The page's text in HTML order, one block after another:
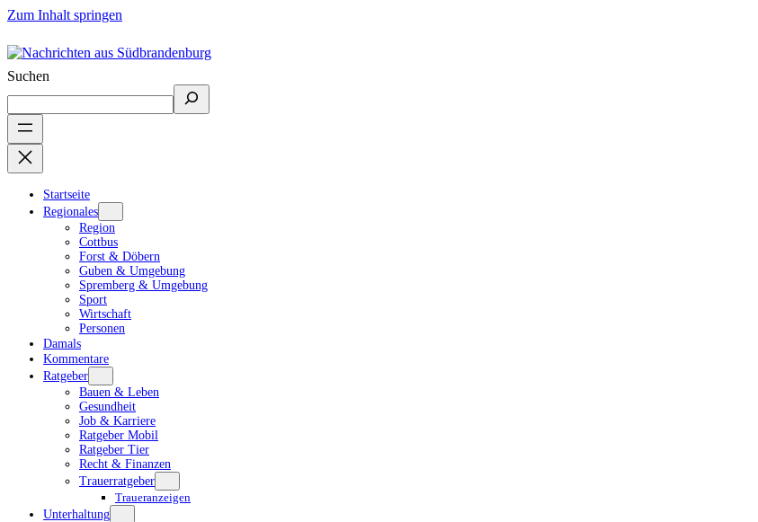
Zum Inhalt springen
Suchen
Startseite
Regionales
Region
Cottbus
Forst & Döbern
Guben & Umgebung
Spremberg & Umgebung
Sport
Wirtschaft
Personen
Damals
Kommentare
Ratgeber
Bauen & Leben
Gesundheit
Job & Karriere
Ratgeber Mobil
Ratgeber Tier
Recht & Finanzen
Trauerratgeber
Traueranzeigen
Unterhaltung